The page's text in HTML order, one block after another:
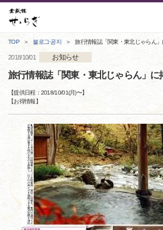
TOP 블로그·공지 旅行情報誌「関東・東北じゃらん」
2018/10/01 お知らせ
旅行情報誌「関東・東北じゃらん」に
【提供日程：2018/10/01(月)〜】
【お得情報】